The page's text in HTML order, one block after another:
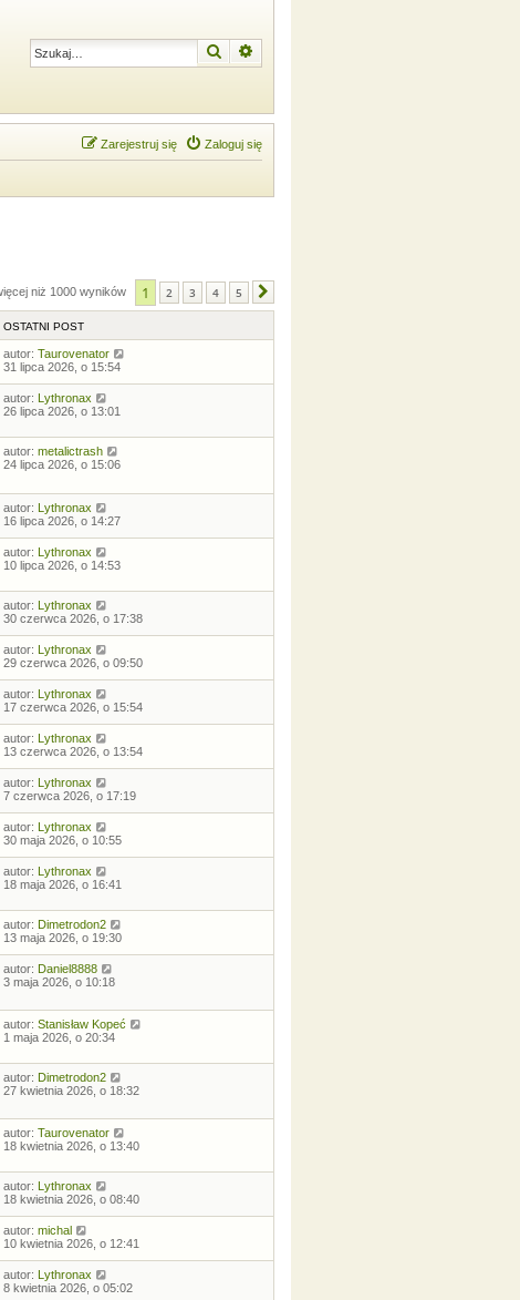
Szukaj
Zaloguj się
Zarejestruj się
niż 1000 wyników 1 2 3 4 5
OSTATNI POST
autor: Taurovenator
31 lipca 2026, o 15:54
autor: Lythronax
26 lipca 2026, o 13:01
autor: metalictrash
24 lipca 2026, o 15:06
autor: Lythronax
16 lipca 2026, o 14:27
autor: Lythronax
10 lipca 2026, o 14:53
autor: Lythronax
30 czerwca 2026, o 17:38
autor: Lythronax
29 czerwca 2026, o 09:50
autor: Lythronax
17 czerwca 2026, o 15:54
autor: Lythronax
13 czerwca 2026, o 13:54
autor: Lythronax
7 czerwca 2026, o 17:19
autor: Lythronax
30 maja 2026, o 10:55
autor: Lythronax
18 maja 2026, o 16:41
autor: Dimetrodon2
13 maja 2026, o 19:30
autor: Daniel8888
3 maja 2026, o 10:18
autor: Stanisław Kopeć
1 maja 2026, o 20:34
autor: Dimetrodon2
27 kwietnia 2026, o 18:32
autor: Taurovenator
18 kwietnia 2026, o 13:40
autor: Lythronax
18 kwietnia 2026, o 08:40
autor: michal
10 kwietnia 2026, o 12:41
autor: Lythronax
8 kwietnia 2026, o 05:02